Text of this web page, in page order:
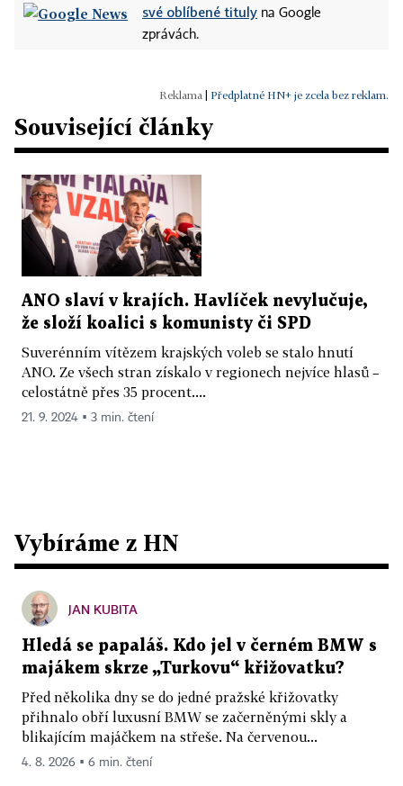
své oblíbené tituly na Google
zprávách.
Předplatné HN+ je zcela bez reklam.
Související články
ANO slaví v krajích. Havlíček nevylučuje,
že složí koalici s komunisty či SPD
Suverénním vítězem krajských voleb se stalo hnutí
ANO. Ze všech stran získalo v regionech nejvíce hlasů –
celostátně přes 35 procent....
21. 9. 2024 ▪ 3 min. čtení
Vybíráme z HN
JAN KUBITA
Hledá se papaláš. Kdo jel v černém BMW s
majákem skrze „Turkovu“ křižovatku?
Před několika dny se do jedné pražské křižovatky
přihnalo obří luxusní BMW se začerněnými skly a
blikajícím majáčkem na střeše. Na červenou...
4. 8. 2026 ▪ 6 min. čtení